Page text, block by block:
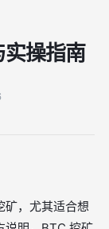
操指南
矿，尤其适合想